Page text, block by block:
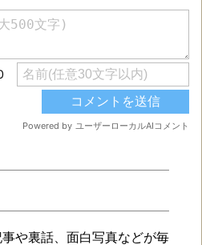
や裏話、面白写真などが毎